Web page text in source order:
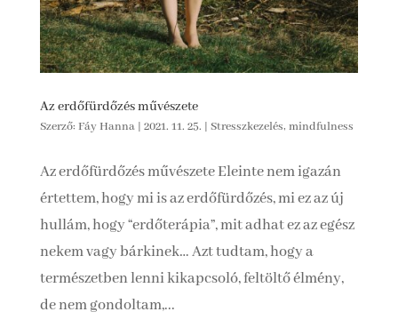
Az erdőfürdőzés művészete
Szerző: Fáy Hanna| 2021. 11. 25. | Stresszkezelés, mindfulness
Az erdőfürdőzés művészete Eleinte nem igazán
értettem, hogy mi is az erdőfürdőzés, mi ez az új
hullám, hogy “erdőterápia”, mit adhat ez az egész
nekem vagy bárkinek… Azt tudtam, hogy a
természetben lenni kikapcsoló, feltöltő élmény,
de nem gondoltam,...